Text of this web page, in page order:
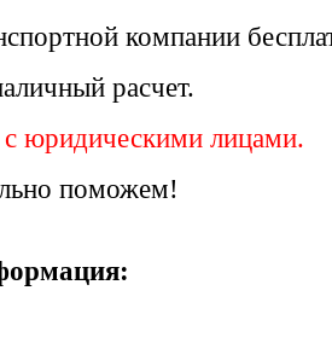
компании
расчет.
с юридическими лицами.
поможем!